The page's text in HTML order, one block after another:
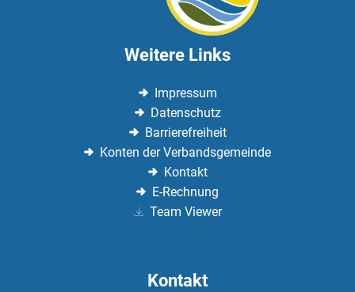
Weitere Links
Impressum
Datenschutz
Barrierefreiheit
Konten der Verbandsgemeinde
Kontakt
E-Rechnung
Team Viewer
Kontakt